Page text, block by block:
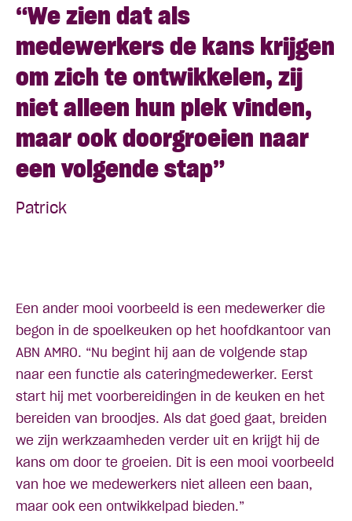
“We zien dat als
medewerkers de kans krijgen
om zich te ontwikkelen, zij
niet alleen hun plek vinden,
maar ook doorgroeien naar
een volgende stap”
Patrick
Een ander mooi voorbeeld is een medewerker die
begon in de spoelkeuken op het hoofdkantoor van
ABN AMRO. “Nu begint hij aan de volgende stap
naar een functie als cateringmedewerker. Eerst
start hij met voorbereidingen in de keuken en het
bereiden van broodjes. Als dat goed gaat, breiden
we zijn werkzaamheden verder uit en krijgt hij de
kans om door te groeien. Dit is een mooi voorbeeld
van hoe we medewerkers niet alleen een baan,
maar ook een ontwikkelpad bieden.”